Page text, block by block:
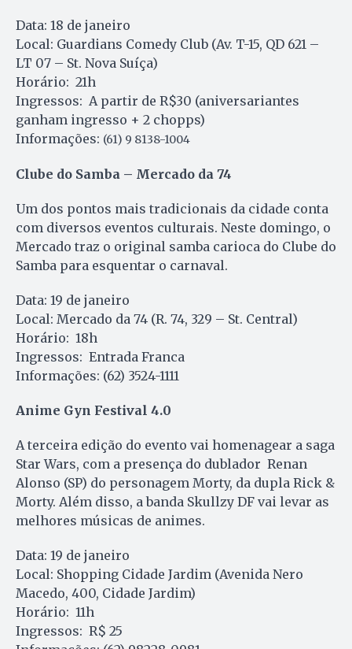
Data: 18 de janeiro
Local: Guardians Comedy Club (Av. T-15, QD 621 –
LT 07 – St. Nova Suíça)
Horário: 21h
Ingressos: A partir de R$30 (aniversariantes
ganham ingresso + 2 chopps)
Informações: (61) 9 8138-1004
Clube do Samba – Mercado da 74
Um dos pontos mais tradicionais da cidade conta
com diversos eventos culturais. Neste domingo, o
Mercado traz o original samba carioca do Clube do
Samba para esquentar o carnaval.
Data: 19 de janeiro
Local: Mercado da 74 (R. 74, 329 – St. Central)
Horário: 18h
Ingressos: Entrada Franca
Informações: (62) 3524-1111
Anime Gyn Festival 4.0
A terceira edição do evento vai homenagear a saga
Star Wars, com a presença do dublador Renan
Alonso (SP) do personagem Morty, da dupla Rick &
Morty. Além disso, a banda Skullzy DF vai levar as
melhores músicas de animes.
Data: 19 de janeiro
Local: Shopping Cidade Jardim (Avenida Nero
Macedo, 400, Cidade Jardim)
Horário: 11h
Ingressos: R$ 25